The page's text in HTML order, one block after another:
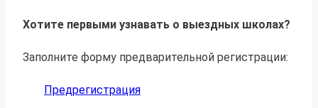
Хотите первыми узнавать о выездных школах?
Заполните форму предварительной регистрации:
Предрегистрация